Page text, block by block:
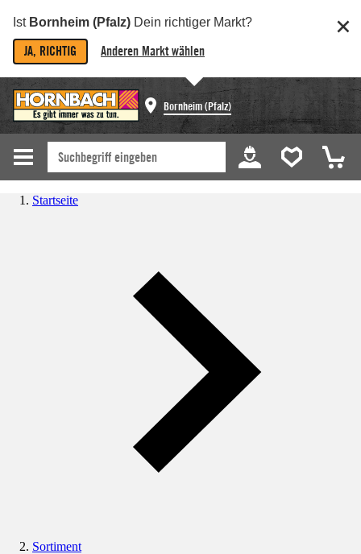
Ist Bornheim (Pfalz) Dein richtiger Markt?
JA, RICHTIG Anderen Markt wählen
Bornheim (Pfalz)
Startseite
Sortiment